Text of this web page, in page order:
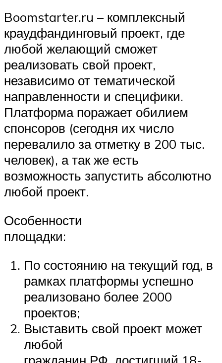
Boomstarter.ru – комплексный
краудфандинговый проект, где
любой желающий сможет
реализовать свой проект,
независимо от тематической
направленности и специфики.
Платформа поражает обилием
спонсоров (сегодня их число
перевалило за отметку в 200 тыс.
человек), а так же есть
возможность запустить абсолютно
любой проект.
Особенности
площадки:
По состоянию на текущий год, в
рамках платформы успешно
реализовано более 2000
проектов;
Выставить свой проект может
любой
гражданин РФ, достигший 18-